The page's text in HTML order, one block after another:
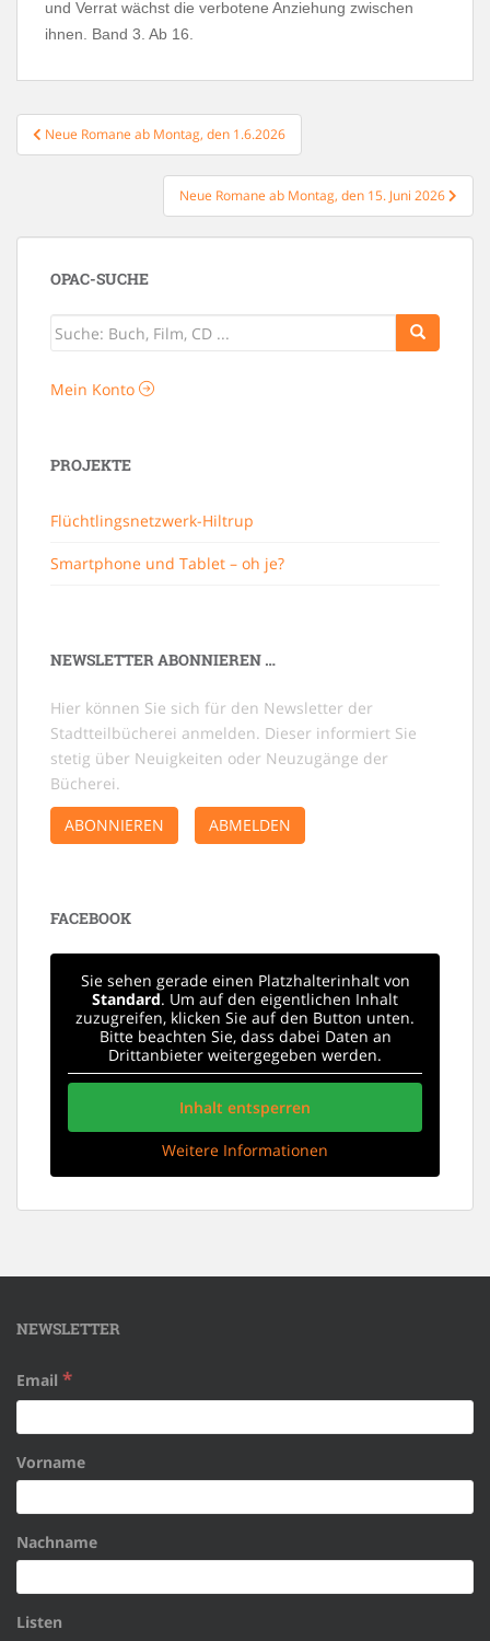
und Verrat wächst die verbotene Anziehung zwischen
ihnen. Band 3. Ab 16.
Beitragsnavigation
Neue Romane ab Montag, den 1.6.2026
Neue Romane ab Montag, den 15. Juni 2026
OPAC-SUCHE
Mein Konto
PROJEKTE
Flüchtlingsnetzwerk-Hiltrup
Smartphone und Tablet – oh je?
NEWSLETTER ABONNIEREN …
Hier können Sie sich für den Newsletter der
Stadtteilbücherei anmelden. Dieser informiert Sie
stetig über Neuigkeiten oder Neuzugänge der
Bücherei.
ABONNIEREN
ABMELDEN
FACEBOOK
Sie sehen gerade einen Platzhalterinhalt von
Standard. Um auf den eigentlichen Inhalt
zuzugreifen, klicken Sie auf den Button unten.
Bitte beachten Sie, dass dabei Daten an
Drittanbieter weitergegeben werden.
Inhalt entsperren
Weitere Informationen
NEWSLETTER
Email *
Vorname
Nachname
Listen